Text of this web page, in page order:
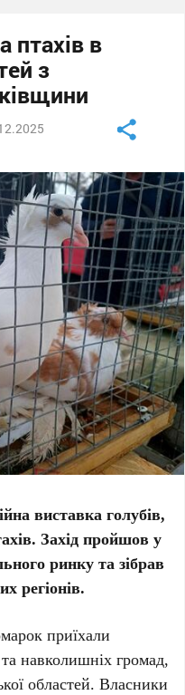
птахів в
з
виставка голубів,
Захід пройшов у
ринку та зібрав
регіонів.
приїхали
навколишніх громад,
областей. Власники